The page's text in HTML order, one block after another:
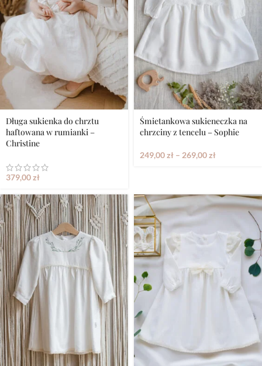
Długa sukienka do chrztu
haftowana w rumianki –
Christine
379,00zł
Śmietankowa sukieneczka na
chrzciny z tencelu – Sophie
249,00zł – 269,00zł